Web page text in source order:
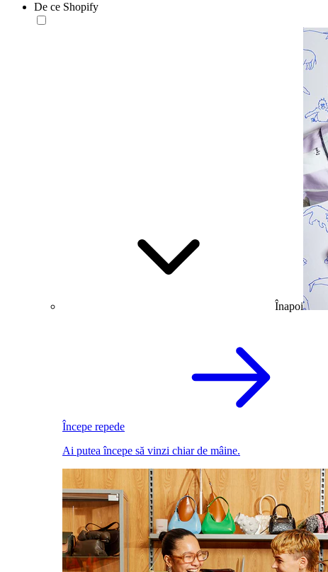
De ce Shopify
Înapoi
Începe repede
Ai putea începe să vinzi chiar de mâine.